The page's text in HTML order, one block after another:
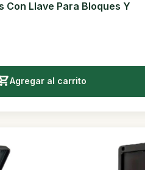
Con Llave Para Bloques Y
Agregar al carrito